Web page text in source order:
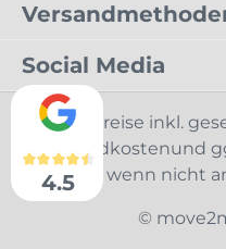
Social Media
* Alle Preise inkl.
Versandkostenund
wenn nicht
©
4.5